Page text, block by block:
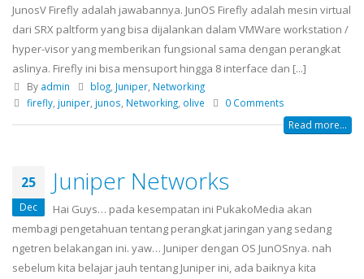
JunosV Firefly adalah jawabannya. JunOS Firefly adalah mesin virtual
dari SRX paltform yang bisa dijalankan dalam VMWare workstation /
hyper-visor yang memberikan fungsional sama dengan perangkat
aslinya. Firefly ini bisa mensuport hingga 8 interface dan [...]
By admin blog Juniper Networking
firefly, juniper, junos Networking, olive 0 Comments
Read more...
25
Dec
Juniper Networks
Hai Guys… pada kesempatan ini PukakoMedia akan
membagi pengetahuan tentang perangkat jaringan yang sedang
ngetren belakangan ini. yaw… Juniper dengan OS JunOSnya. nah
sebelum kita belajar jauh tentang Juniper ini, ada baiknya kita